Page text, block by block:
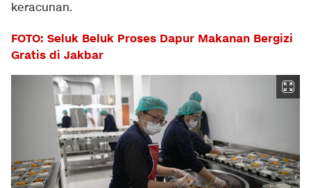
keracunan.
FOTO: Seluk Beluk Proses Dapur Makanan Bergizi
Gratis di Jakbar